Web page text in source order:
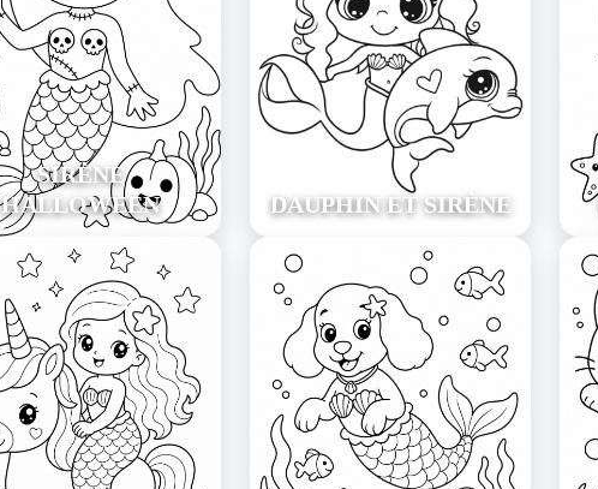
SIRÈNE
HALLOWEEN
DAUPHIN ET SIRÈNE